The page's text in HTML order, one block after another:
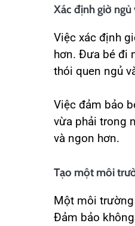
Xác định giờ
Việc xác định
hơn. Đưa bé đi
thói quen ngủ
Việc đảm bảo
vừa phải trong
và ngon hơn.
Tạo một môi
Một môi trường
Đảm bảo